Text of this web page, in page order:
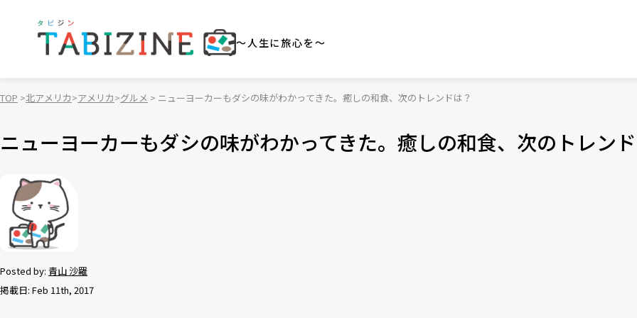
～人生に旅心を～
TOP 北アメリカ アメリカ グルメ ニューヨーカーもダシの味がわかってきた。癒しの和食、次のトレンドは？
ニューヨーカーもダシの味がわかってきた。癒しの和食、次のトレン
Posted by: 青山 沙羅
掲載日: Feb 11th, 2017